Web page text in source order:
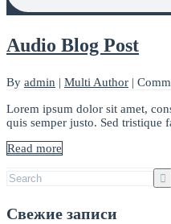
Audio Blog Post
By admin | Multi Author |
Lorem ipsum dolor sit amet,
quis semper justo. Sed tristique
Read more
Свежие записи